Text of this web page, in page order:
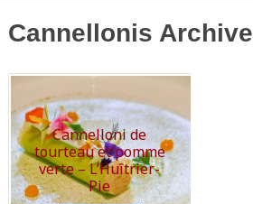
Cannellonis Archive
Cannelloni de
tourteau et pomme
verte – L’Huîtrier-
Pie